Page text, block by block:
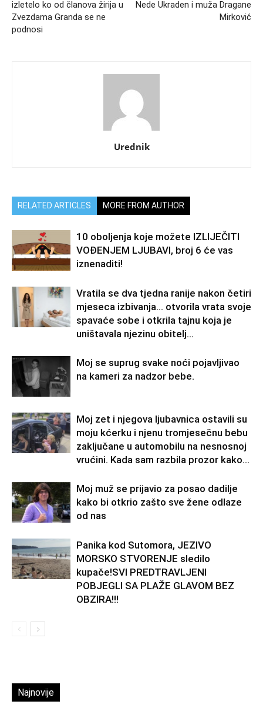
izletelo ko od članova žirija u
Zvezdama Granda se ne
podnosi
Nede Ukraden i muža Dragane
Mirković
Urednik
RELATED ARTICLES MORE FROM AUTHOR
10 oboljenja koje možete IZLIJEČITI
VOĐENJEM LJUBAVI, broj 6 će vas
iznenaditi!
Vratila se dva tjedna ranije nakon četiri
mjeseca izbivanja… otvorila vrata svoje
spavaće sobe i otkrila tajnu koja je
uništavala njezinu obitelj…
Moj se suprug svake noći pojavljivao
na kameri za nadzor bebe.
Moj zet i njegova ljubavnica ostavili su
moju kćerku i njenu tromjesečnu bebu
zaključane u automobilu na nesnosnoj
vrućini. Kada sam razbila prozor kako...
Moj muž se prijavio za posao dadilje
kako bi otkrio zašto sve žene odlaze
od nas
Panika kod Sutomora, JEZIVO
MORSKO STVORENJE sledilo
kupače!SVI PREDTRAVLJENI
POBJEGLI SA PLAŽE GLAVOM BEZ
OBZIRA!!!
Najnovije